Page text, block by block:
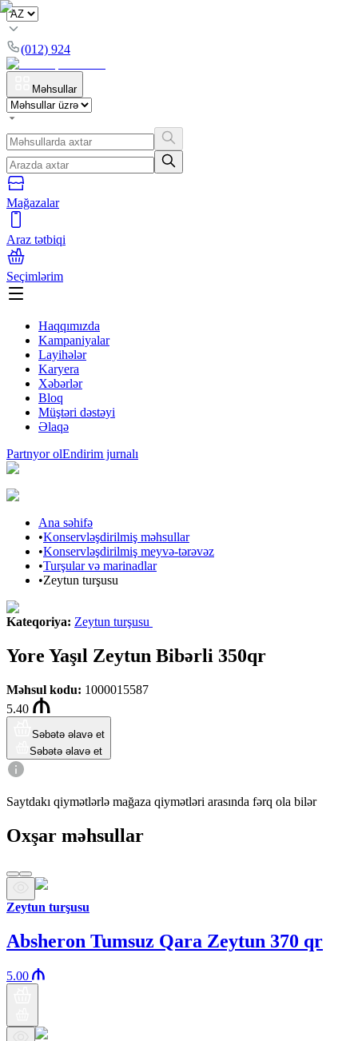
(012) 924
Məhsullar
Mağazalar
Araz tətbiqi
Seçimlərim
Haqqımızda
Kampaniyalar
Layihələr
Karyera
Xəbərlər
Bloq
Müştəri dəstəyi
Əlaqə
Partnyor olEndirim jurnalı
Ana səhifə
•Konservləşdirilmiş məhsullar
•Konservləşdirilmiş meyvə-tərəvəz
•Turşular və marinadlar
•Zeytun turşusu
Kateqoriya: Zeytun turşusu
Yore Yaşıl Zeytun Bibərli 350qr
Məhsul kodu: 1000015587
5.40
Səbətə əlavə et
Səbətə əlavə et
Saytdakı qiymətlərlə mağaza qiymətləri arasında fərq ola bilər
Oxşar məhsullar
Zeytun turşusu
Absheron Tumsuz Qara Zeytun 370 qr
5.00